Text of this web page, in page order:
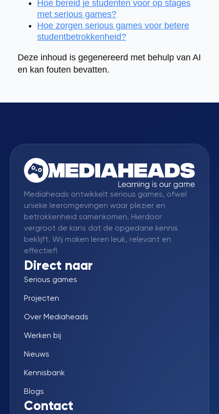
Hoe bereid je studenten voor op stages
met serious games?
Hoe zorgen serious games voor betere
studentbetrokkenheid?
Deze inhoud is gegenereerd met behulp van AI
en kan fouten bevatten.
Mediaheads ontwikkelt serious games, ofwel
unieke leeromgevingen waar plezier en
betrokkenheid samenkomen. Hierdoor
vergroot de kans dat de opgedane kennis
beklijft. Wij maken leren leuk, relevant en
effectief!
Direct naar
Serious games
Projecten
Over Mediaheads
Werken bij
Nieuws
Kennisbank
Blogs
Contact